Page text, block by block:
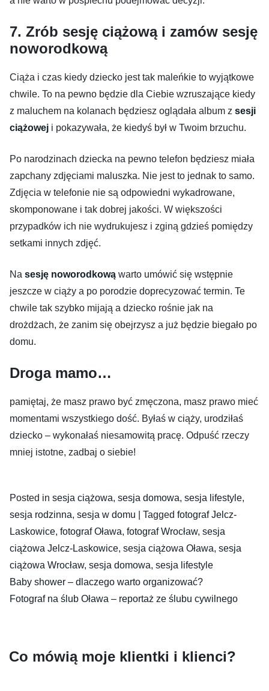
7. Zrób sesję ciążową i zamów sesję
noworodkową
Ciąża i czas kiedy dziecko jest tak maleńkie to wyjątkowe
chwile. To na pewno będzie dla Ciebie wzruszające kiedy
z maluchem na kolanach będziesz oglądała album z sesji
ciążowej i pokazywała, że kiedyś był w Twoim brzuchu.
Po narodzinach dziecka na pewno telefon będziesz miała
zapchany zdjęciami maluszka. Nie jest to jednak to samo.
Zdjęcia w telefonie nie są odpowiedni wykadrowane,
skomponowane i tak dobrej jakości. W większości
przypadków ich nie wydrukujesz i zginą gdzieś pomiędzy
setkami innych zdjęć.
Na sesję noworodkową warto umówić się wstępnie
jeszcze w ciąży a po porodzie doprecyzować termin. Te
chwile tak szybko mijają a dziecko rośnie jak na
drożdżach, że zanim się obejrzysz a już będzie biegało po
domu.
Droga mamo…
pamiętaj, że masz prawo być zmęczona, masz prawo mieć
momentami wszystkiego dość. Byłaś w ciąży, urodziłaś
dziecko – wykonałaś niesamowitą pracę. Odpuść rzeczy
mniej istotne, zadbaj o siebie!
Posted in sesja ciążowa, sesja domowa, sesja lifestyle,
sesja rodzinna, sesja w domu Tagged fotograf Jelcz-
Laskowice, fotograf Oława, fotograf Wrocław, sesja
ciążowa Jelcz-Laskowice, sesja ciążowa Oława, sesja
ciążowa Wrocław, sesja domowa, sesja lifestyle
Nawigacja
wpisu
Baby shower – dlaczego warto organizować?
Fotograf na ślub Oława – reportaż ze ślubu cywilnego
Co mówią moje klientki i klienci?